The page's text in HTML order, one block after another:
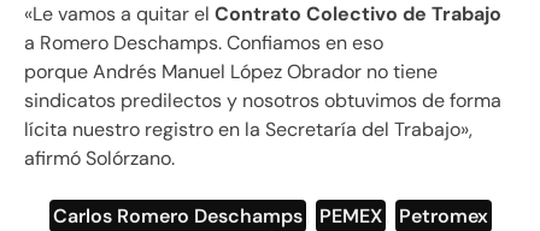
«Le vamos a quitar el Contrato Colectivo de Trabajo
a Romero Deschamps. Confiamos en eso
porque Andrés Manuel López Obrador no tiene
sindicatos predilectos y nosotros obtuvimos de forma
lícita nuestro registro en la Secretaría del Trabajo»,
afirmó Solórzano.
Carlos Romero Deschamps PEMEX Petromex